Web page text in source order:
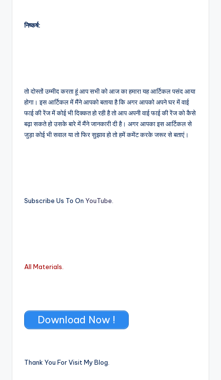
निष्कर्ष:
तो दोस्तों उम्मीद करता हूं आप सभी को आज का हमारा यह आर्टिकल पसंद आया
होगा। इस आर्टिकल में मैंने आपको बताया है कि अगर आपको अपने घर में वाई
फाई की रेंज में कोई भी दिक्कत हो रही है तो आप अपनी वाई फाई की रेंज को कैसे
बढ़ा सकते हो उसके बारे में मैंने जानकारी दी है। अगर आपका इस आर्टिकल से
जुड़ा कोई भी सवाल या तो फिर सुझाव हो तो हमें कमेंट करके जरूर से बताएं।
Subscribe Us To On YouTube.
All Materials.
Download Now !
Thank You For Visit My Blog.